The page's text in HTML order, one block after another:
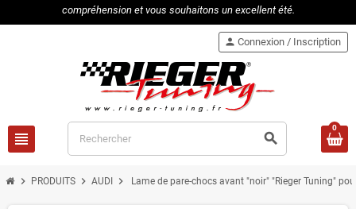
compréhension et vous souhaitons un excellent été.
view_headline search
person Connexion / Inscription
0
chevron_right PRODUITS chevron_right AUDI chevron_right Lame de pare-chocs avant "noir" "Rieger Tuning"